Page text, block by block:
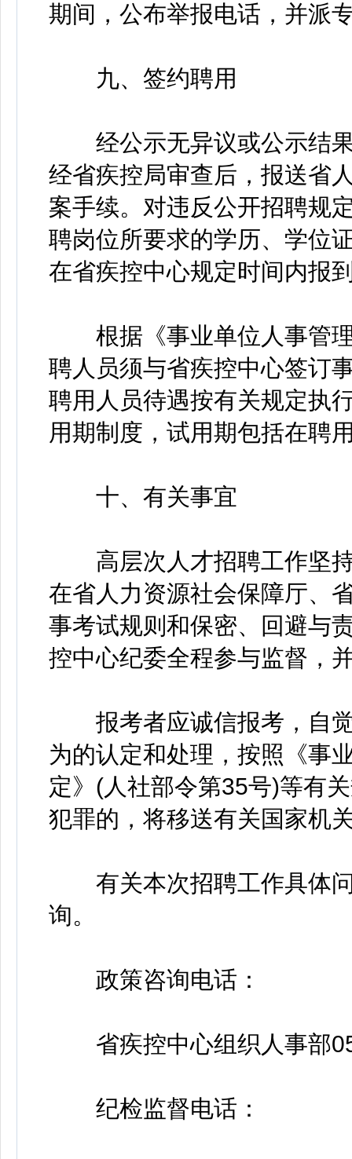
期间，公布举报电话，并派
九、签约聘用
经公示无异议或公示结果
经省疾控局审查后，报送省
案手续。对违反公开招聘规
聘岗位所要求的学历、学位
在省疾控中心规定时间内报
根据《事业单位人事管理
聘人员须与省疾控中心签订
聘用人员待遇按有关规定执
用期制度，试用期包括在聘
十、有关事宜
高层次人才招聘工作坚持
在省人力资源社会保障厅、
事考试规则和保密、回避与
控中心纪委全程参与监督，
报考者应诚信报考，自觉
为的认定和处理，按照《事
定》(人社部令第35号)等有
犯罪的，将移送有关国家机
有关本次招聘工作具体问
询。
政策咨询电话：
省疾控中心组织人事部
纪检监督电话：